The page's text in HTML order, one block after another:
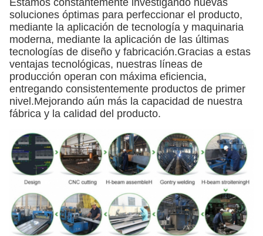
Estamos constantemente investigando nuevas
soluciones óptimas para perfeccionar el producto,
mediante la aplicación de tecnología y maquinaria
moderna, mediante la aplicación de las últimas
tecnologías de diseño y fabricación.Gracias a estas
ventajas tecnológicas, nuestras líneas de
producción operan con máxima eficiencia,
entregando consistentemente productos de primer
nivel.Mejorando aún más la capacidad de nuestra
fábrica y la calidad del producto.